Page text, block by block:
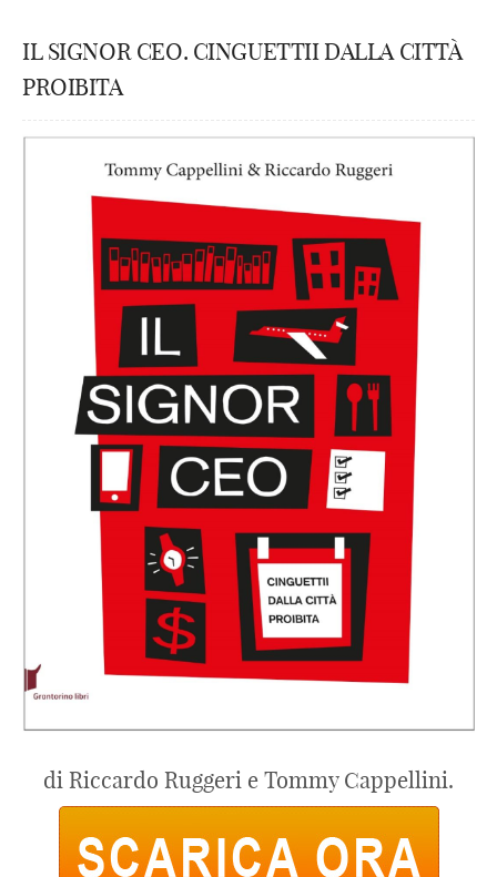
IL SIGNOR CEO. CINGUETTII DALLA CITTÀ
PROIBITA
di Riccardo Ruggeri e Tommy Cappellini.